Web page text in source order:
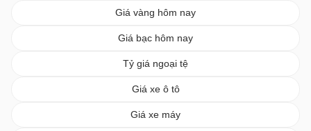
Giá vàng hôm nay
Giá bạc hôm nay
Tỷ giá ngoại tệ
Giá xe ô tô
Giá xe máy